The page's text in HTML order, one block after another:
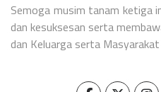
Semoga musim tanam ketiga
dan kesuksesan serta
dan Keluarga serta